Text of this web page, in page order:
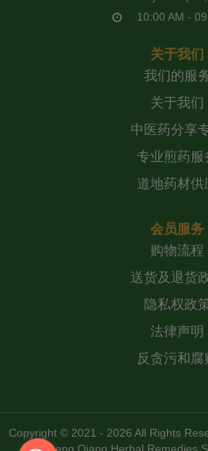
10:00 AM -
关于我们
我们的服
关于我们
中医药分享
专业煎药服
道地药材供
会员服务
购物流程
送货及退货
隐私权政
法律声明
反贪污和腐
Copyright © 2021 - 2026 All Rights